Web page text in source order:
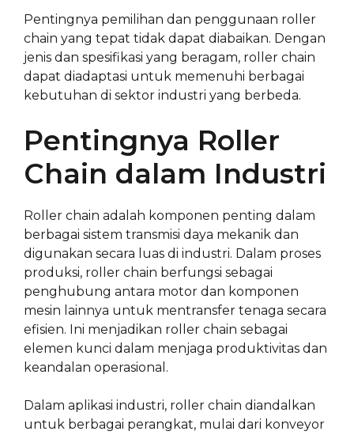
Pentingnya pemilihan dan penggunaan roller
chain yang tepat tidak dapat diabaikan. Dengan
jenis dan spesifikasi yang beragam, roller chain
dapat diadaptasi untuk memenuhi berbagai
kebutuhan di sektor industri yang berbeda.
Pentingnya Roller
Chain dalam Industri
Roller chain adalah komponen penting dalam
berbagai sistem transmisi daya mekanik dan
digunakan secara luas di industri. Dalam proses
produksi, roller chain berfungsi sebagai
penghubung antara motor dan komponen
mesin lainnya untuk mentransfer tenaga secara
efisien. Ini menjadikan roller chain sebagai
elemen kunci dalam menjaga produktivitas dan
keandalan operasional.
Dalam aplikasi industri, roller chain diandalkan
untuk berbagai perangkat, mulai dari konveyor